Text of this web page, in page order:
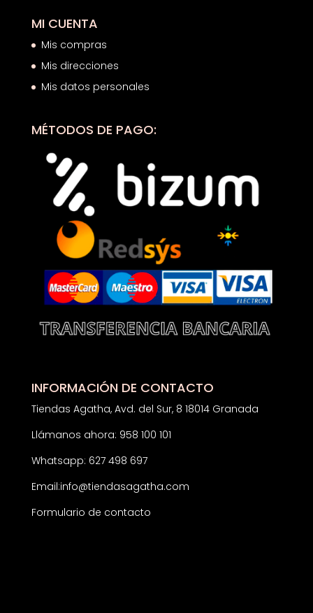
MI CUENTA
Mis compras
Mis direcciones
Mis datos personales
MÉTODOS DE PAGO:
INFORMACIÓN DE CONTACTO
Tiendas Agatha, Avd. del Sur, 8 18014 Granada
Llámanos ahora: 958 100 101
Whatsapp: 627 498 697
Email:info@tiendasagatha.com
Formulario de contacto